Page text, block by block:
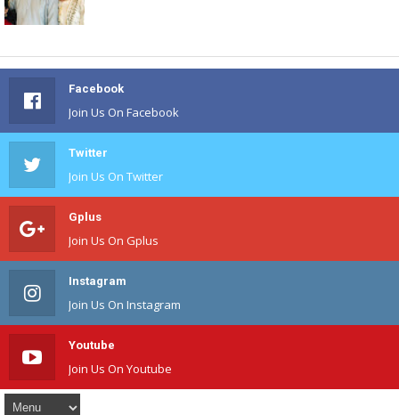
Facebook
Join Us On Facebook
Twitter
Join Us On Twitter
Gplus
Join Us On Gplus
Instagram
Join Us On Instagram
Youtube
Join Us On Youtube